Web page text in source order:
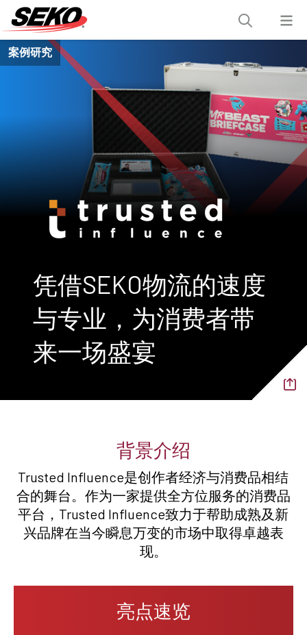
凭借SEKO物流的速度
与专业，为消费者带
来一场盛宴
案例研究
背景介绍
Trusted Influence是创作者经济与消费品相结
合的舞台。作为一家提供全方位服务的消费品
平台，Trusted Influence致力于帮助成熟及新
兴品牌在当今瞬息万变的市场中取得卓越表
现。
亮点速览